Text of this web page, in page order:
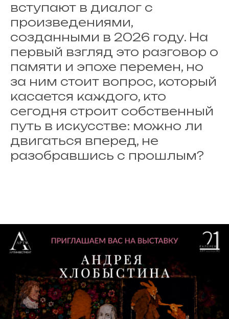
вступают в диалог с
произведениями,
созданными в 2026 году. На
первый взгляд это разговор о
памяти и эпохе перемен, но
за ним стоит вопрос, который
касается каждого, кто
сегодня строит собственный
путь в искусстве: можно ли
двигаться вперед, не
разобравшись с прошлым?